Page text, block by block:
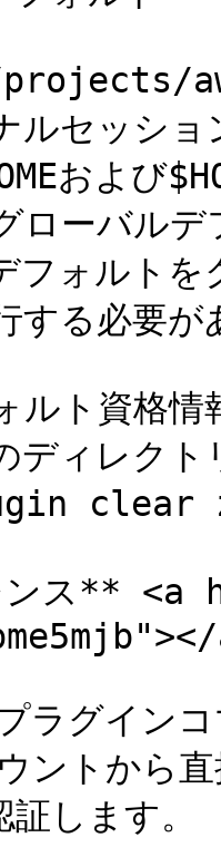
projects/
ルセッシ
およ
ローバル
フォル
る必要が
ルト資格
ディレク
clear
ンス** <a
ラグイン
ントから
します。